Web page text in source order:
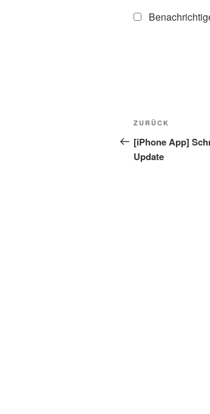
Vorheriger
Beitrag
ZURÜCK
[iPhone App]
Update